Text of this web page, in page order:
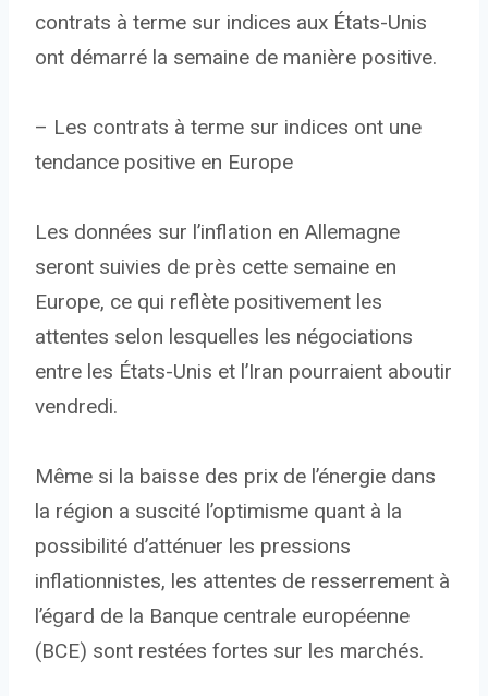
contrats à terme sur indices aux États-Unis
ont démarré la semaine de manière positive.
– Les contrats à terme sur indices ont une
tendance positive en Europe
Les données sur l’inflation en Allemagne
seront suivies de près cette semaine en
Europe, ce qui reflète positivement les
attentes selon lesquelles les négociations
entre les États-Unis et l’Iran pourraient aboutir
vendredi.
Même si la baisse des prix de l’énergie dans
la région a suscité l’optimisme quant à la
possibilité d’atténuer les pressions
inflationnistes, les attentes de resserrement à
l’égard de la Banque centrale européenne
(BCE) sont restées fortes sur les marchés.